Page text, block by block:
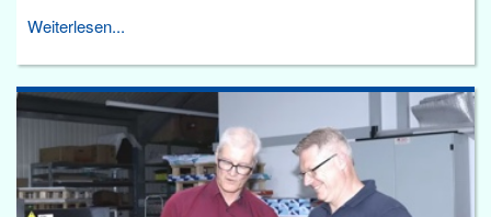
Weiterlesen...